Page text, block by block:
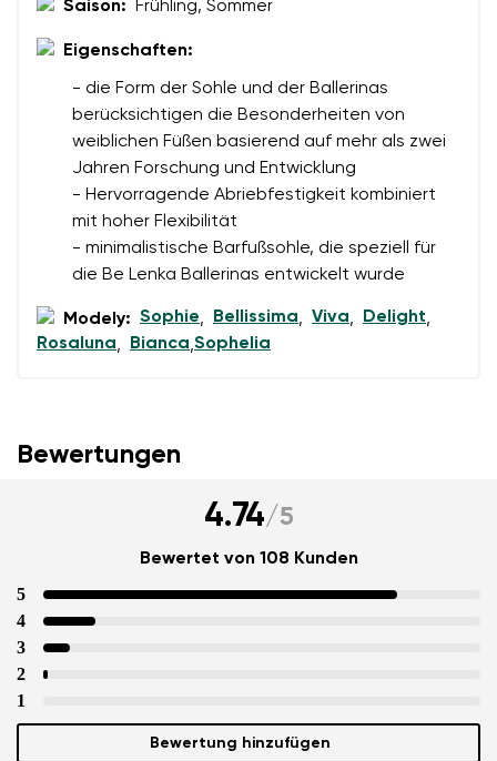
Saison: Frühling, Sommer
Eigenschaften:
- die Form der Sohle und der Ballerinas
berücksichtigen die Besonderheiten von
weiblichen Füßen basierend auf mehr als zwei
Jahren Forschung und Entwicklung
- Hervorragende Abriebfestigkeit kombiniert
mit hoher Flexibilität
- minimalistische Barfußsohle, die speziell für
die Be Lenka Ballerinas entwickelt wurde
Modely: Sophie, Bellissima, Viva, Delight,
Rosaluna, Bianca,Sophelia
Bewertungen
4.74/5
Bewertet von 108 Kunden
5
4
3
2
1
Bewertung hinzufügen